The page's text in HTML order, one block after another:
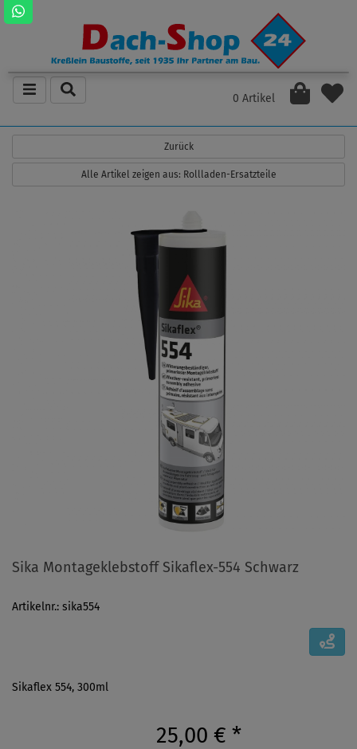
0 Artikel
Zurück
Alle Artikel zeigen aus: Rollladen-Ersatzteile
Sika Montageklebstoff Sikaflex-554 Schwarz
Artikelnr.: sika554
Sikaflex 554, 300ml
25,00 € *